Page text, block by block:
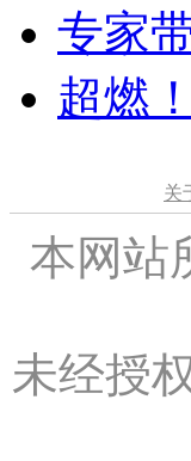
专家
超燃
关
本网站
未经授